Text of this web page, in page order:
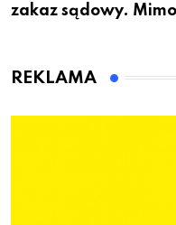
zakaz sądowy. Mimo
Bolszewie i uderzył w
REKLAMA